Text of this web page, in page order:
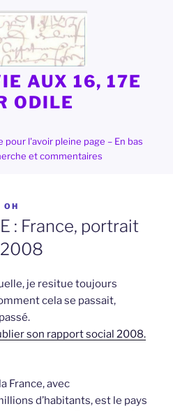
AUX 16, 17E
ODILE
l'avoir pleine page – En bas
et commentaires
OH
: France, portrait
je resitue toujours
cela se passait,
son rapport social 2008.
France, avec
d’habitants, est le pays